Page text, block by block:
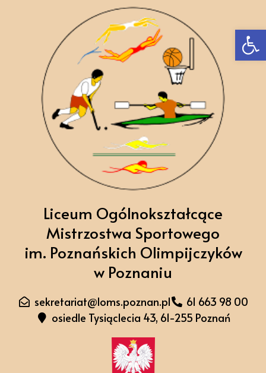
Liceum Ogólnokształcące
Mistrzostwa Sportowego
im. Poznańskich Olimpijczyków
w Poznaniu
sekretariat@loms.poznan.pl
61 663 98 00
osiedle Tysiąclecia 43, 61-255 Poznań